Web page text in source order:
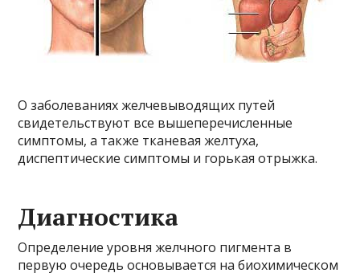
О заболеваниях желчевыводящих путей
свидетельствуют все вышеперечисленные
симптомы, а также тканевая желтуха,
диспептические симптомы и горькая отрыжка.
Диагностика
Определение уровня желчного пигмента в
первую очередь основывается на биохимическом